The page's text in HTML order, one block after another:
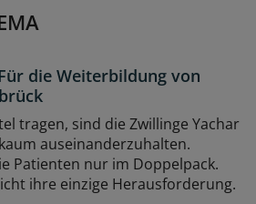
die Weiterbildung von
tragen, sind die Zwillinge Yachar
auseinanderzuhalten.
Patienten nur im Doppelpack.
ihre einzige Herausforderung.